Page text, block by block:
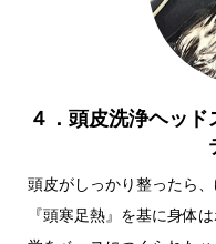
４．頭皮洗浄ヘッ
頭皮がしっかり整ったら
『頭寒足熱』を基に身体